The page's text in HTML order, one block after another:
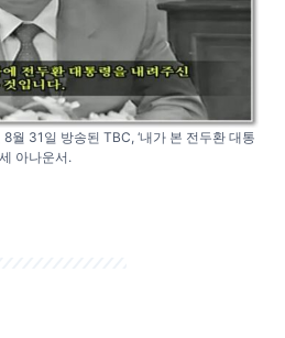
월 31일 방송된 TBC, ‘내가 본 전두환 대통
아나운서.